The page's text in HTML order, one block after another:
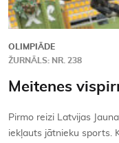
OLIMPIĀDE
ŽURNĀLS: NR. 238
Meitenes
Pirmo reizi Latvijas
iekļauts jātnieku sports.